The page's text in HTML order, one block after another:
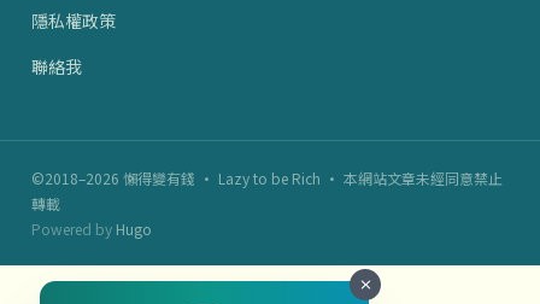
隱私權政策
聯絡我
©2018–2026 懶得變有錢 · Lazy to be Rich · 本網站文章未經同意禁止
轉載
Powered by Hugo